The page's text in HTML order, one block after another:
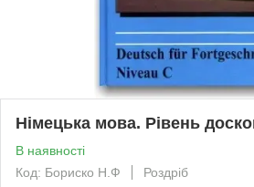
Німецька мова. Рівень
В наявності
Код: Бориско Н.Ф
Роздріб